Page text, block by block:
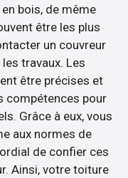
bois, de même
être les plus
un couvreur
travaux. Les
être précises et
compétences pour
Grâce à eux, vous
aux normes de
de confier ces
Ainsi, votre toiture